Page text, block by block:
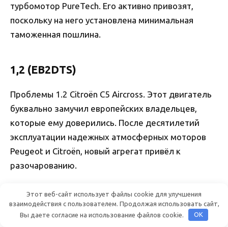
турбомотор PureTech. Его активно привозят,
поскольку на него установлена минимальная
таможенная пошлина.
1,2 (EB2DTS)
Проблемы 1.2 Citroën C5 Aircross. Этот двигатель
буквально замучил европейских владельцев,
которые ему доверились. После десятилетий
эксплуатации надежных атмосферных моторов
Peugeot и Citroën, новый агрегат привёл к
разочарованию.
Этот веб-сайт использует файлы cookie для улучшения
взаимодействия с пользователем. Продолжая использовать сайт,
Вы даете согласие на использование файлов cookie.
OK